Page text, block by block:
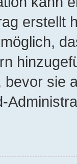
erstellt
sie